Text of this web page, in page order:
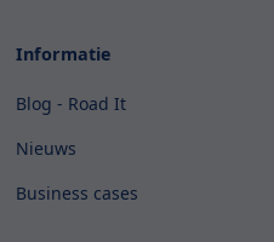
Informatie
Blog - Road It
Nieuws
Business cases